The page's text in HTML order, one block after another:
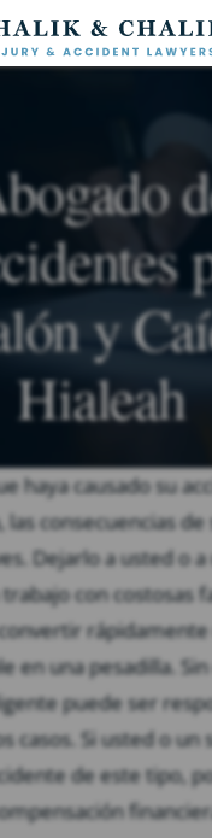
y
Hialeah
haya causado su
las consecuencias
Dejarlo a usted o
con costosas
en una pesadilla.
puede ser
casos. Si usted o un
de este tipo,